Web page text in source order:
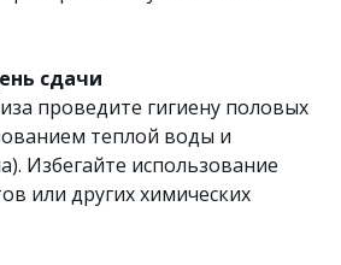
сдачи
проведите гигиену половых
теплой воды и
Избегайте использование
или других химических